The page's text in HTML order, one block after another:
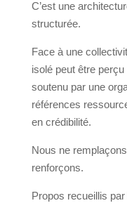
C’est une
structurée.
Face à une
isolé peut être
soutenu par une
références
en crédibilité.
Nous ne
renforçons.
Propos recueillis